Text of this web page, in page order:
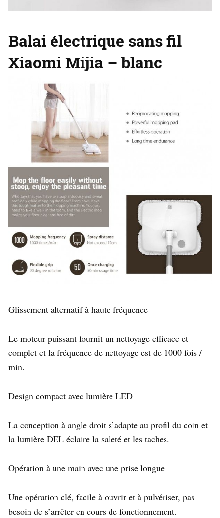
Balai électrique sans fil
Xiaomi Mijia – blanc
Glissement alternatif à haute fréquence
Le moteur puissant fournit un nettoyage efficace et
complet et la fréquence de nettoyage est de 1000 fois /
min.
Design compact avec lumière LED
La conception à angle droit s’adapte au profil du coin et
la lumière DEL éclaire la saleté et les taches.
Opération à une main avec une prise longue
Une opération clé, facile à ouvrir et à pulvériser, pas
besoin de s’arrêter en cours de fonctionnement.